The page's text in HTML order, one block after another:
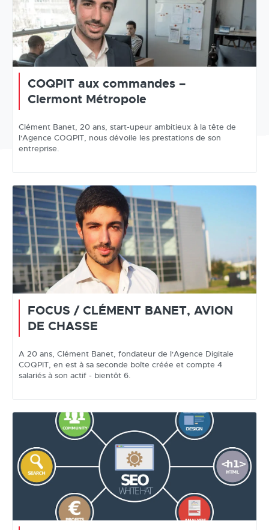
COQPIT aux commandes –
Clermont Métropole
Clément Banet, 20 ans, start-upeur ambitieux à la tête de
l'Agence COQPIT, nous dévoile les prestations de son
entreprise.
FOCUS / CLÉMENT BANET, AVION
DE CHASSE
A 20 ans, Clément Banet, fondateur de l'Agence Digitale
COQPIT, en est à sa seconde boîte créée et compte 4
salariés à son actif - bientôt 6.